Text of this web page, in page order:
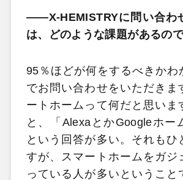
――X-HEMISTRYに問い合わ
は、どのような課題があるので
95％ほどが何をするべきかわ
でお問い合わせをいただきま
ートホームって何だと思いま
と、「AlexaとかGoogleホー
という回答が多い。それもひ
すが、スマートホームをガジ
っている人が多いということ